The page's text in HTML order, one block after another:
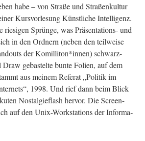
habe – von Stra­ße und Stra­ßen­kul­tur
Kurs­vor­le­sung Künst­li­che Intel­li­genz.
Sprün­ge, was Prä­sen­ta­ti­ons- und
in den Ord­nern (neben den teil­wei­se
der Komilliton*innen) schwarz-
gebas­tel­te bun­te Foli­en, auf dem
aus mei­nem Refe­rat „Poli­tik im
1998. Und rief dann beim Blick
Nost­al­gie­flash her­vor. Die Screen­
auf den Unix-Work­sta­tions der Infor­ma­